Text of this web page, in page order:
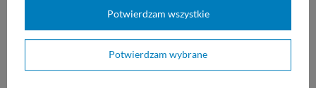
Skalpel D/S (10 szt.) -
Jednorazowe skalpele z
ze stali hartowanej. Sterylne,
NITRYLEX HIGH RISK
pomarańczowe rękawice
nitrylowe (100 szt.)
Grube jednorazowe rękawice
diagnostyczne. Nitrylowe,
bezpudrowe, z długim
Potwierdzam wybrane
Potwierdzam wszystkie